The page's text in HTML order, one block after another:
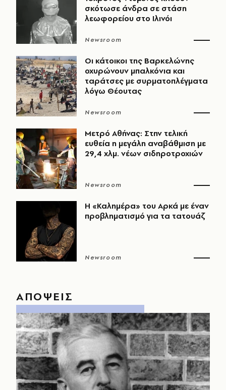
σκότωσε άνδρα σε στάση
λεωφορείου στο Ιλινόι
Newsroom
Οι κάτοικοι της Βαρκελώνης
οχυρώνουν μπαλκόνια και
ταράτσες με συρματοπλέγματα
λόγω Θέουτας
Newsroom
Μετρό Αθήνας: Στην τελική
ευθεία η μεγάλη αναβάθμιση με
29,4 χλμ. νέων σιδηροτροχιών
Newsroom
Η «Καλημέρα» του Αρκά με έναν
προβληματισμό για τα τατουάζ
Newsroom
ΑΠΟΨΕΙΣ